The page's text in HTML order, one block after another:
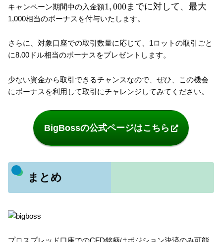
キャンペーン期間中の入金額1,000
まで
し
て、
最大
1,000までに対して、最大
1,000相当のボーナスを付与いたします。
さらに、対象口座での取引数量に応じて、1ロットの取引ごと
に8.00ドル相当のボーナスをプレゼントします。
少ない資金から取引できるチャンスなので、ぜひ、この機会
にボーナスを利用して取引にチャレンジしてみてください。
BigBossの公式ページはこちら
まとめ
プロスプレッド口座でのCFD銘柄はポジション決済のみ可能